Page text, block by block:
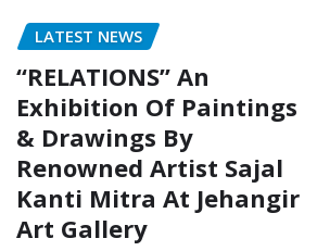
LATEST NEWS
“RELATIONS” An
Exhibition Of Paintings
& Drawings By
Renowned Artist Sajal
Kanti Mitra At Jehangir
Art Gallery